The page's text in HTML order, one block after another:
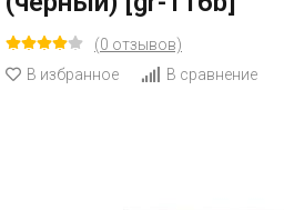
(0 отзывов)
В избранное
В сравнение